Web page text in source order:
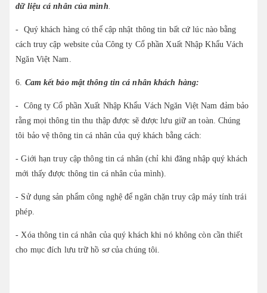
dữ liệu cá nhân của mình
- Quý khách hàng có thể cập nhật thông tin bất cứ lúc nào bằng
cách truy cập website của Công ty Cổ phần Xuất Nhập Khẩu Vách
Ngăn Việt Nam.
6. Cam kết bảo mật thông tin cá nhân khách hàng:
- Công ty Cổ phần Xuất Nhập Khẩu Vách Ngăn Việt Nam đảm bảo
rằng mọi thông tin thu thập được sẽ được lưu giữ an toàn. Chúng
tôi bảo vệ thông tin cá nhân của quý khách bằng cách:
- Giới hạn truy cập thông tin cá nhân (chỉ khi đăng nhập quý khách
mới thấy được thông tin cá nhân của mình).
- Sử dụng sản phẩm công nghệ để ngăn chặn truy cập máy tính trái
phép.
- Xóa thông tin cá nhân của quý khách khi nó không còn cần thiết
cho mục đích lưu trữ hồ sơ của chúng tôi.